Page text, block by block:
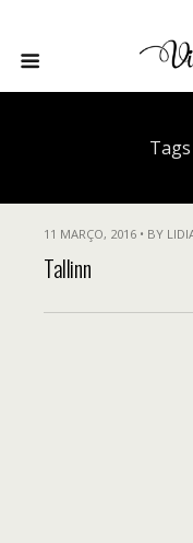
11 MARÇO, 2016 • BY
Tallinn